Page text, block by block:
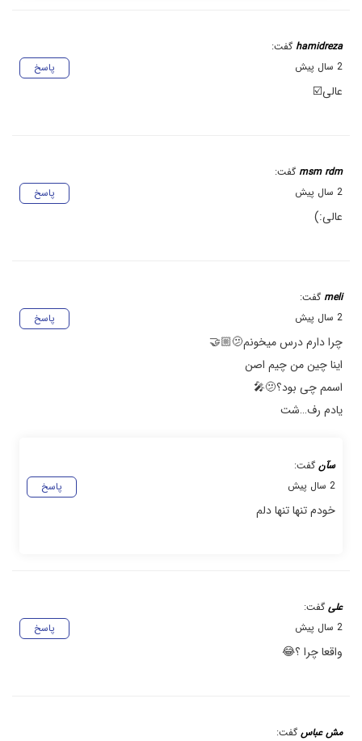
hamidreza گفت:
پاسخ
2 سال پیش
عالی☑️
msm rdm گفت:
پاسخ
2 سال پیش
عالی:)
meli گفت:
پاسخ
2 سال پیش
چرا دارم درس میخونم🫤🤝🏼
اینا چین من چیم اصن
اسمم چی بود؟🫤🎤
یادم رف…شت
سآن گفت:
پاسخ
2 سال پیش
خودم تنها تنها دلم
علی گفت:
پاسخ
2 سال پیش
واقعا چرا ؟😂
مش عباس گفت: